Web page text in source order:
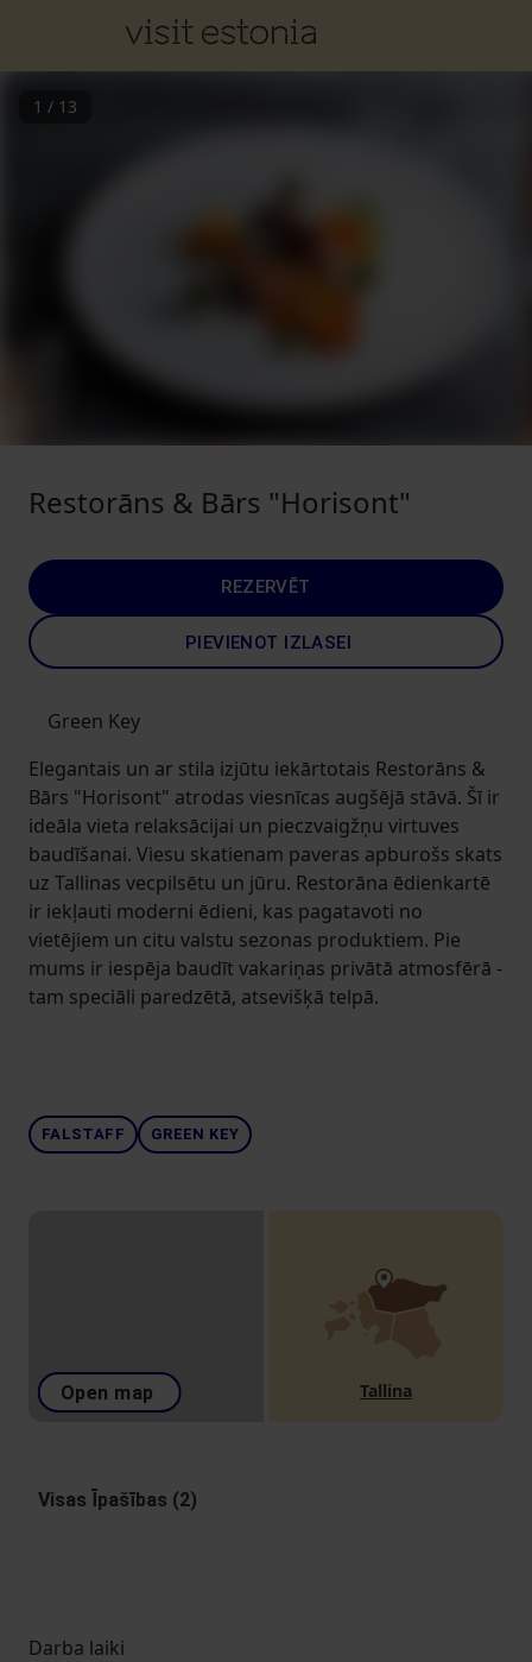
1 / 13
Restorāns & Bārs "Horisont"
REZERVĒT
PIEVIENOT IZLASEI
Green Key
Elegantais un ar stila izjūtu iekārtotais Restorāns &
Bārs "Horisont" atrodas viesnīcas augšējā stāvā. Šī ir
ideāla vieta relaksācijai un pieczvaigžņu virtuves
baudīšanai. Viesu skatienam paveras apburošs skats
uz Tallinas vecpilsētu un jūru. Restorāna ēdienkartē
ir iekļauti moderni ēdieni, kas pagatavoti no
vietējiem un citu valstu sezonas produktiem. Pie
mums ir iespēja baudīt vakariņas privātā atmosfērā -
tam speciāli paredzētā, atsevišķā telpā.
FALSTAFF GREEN KEY
Open map Tallina
Visas Īpašības (2)
Darba laiki